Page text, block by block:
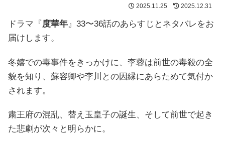
2025.11.25 2025.12.31
ドラマ『 度華年』33〜36話のあらすじとネタバレをお
届けします。
冬嬉での毒事件をきっかけに、李蓉は前世の毒殺の全
貌を知り、蘇容卿や李川との因縁にあらためて気付か
されます。
粛王府の混乱、替え玉皇子の誕生、そして前世で起き
た悲劇が次々と明らかに。